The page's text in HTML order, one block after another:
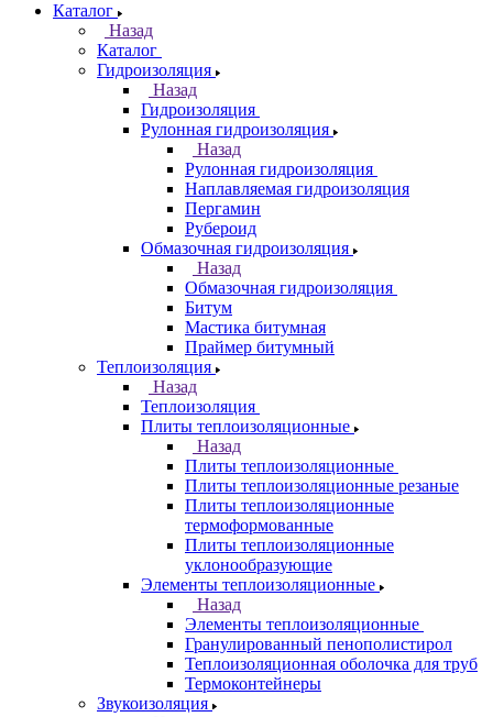
Каталог
Назад
Каталог
Гидроизоляция
Назад
Гидроизоляция
Рулонная гидроизоляция
Назад
Рулонная гидроизоляция
Наплавляемая гидроизоляция
Пергамин
Рубероид
Обмазочная гидроизоляция
Назад
Обмазочная гидроизоляция
Битум
Мастика битумная
Праймер битумный
Теплоизоляция
Назад
Теплоизоляция
Плиты теплоизоляционные
Назад
Плиты теплоизоляционные
Плиты теплоизоляционные резаные
Плиты теплоизоляционные
термоформованные
Плиты теплоизоляционные
уклонообразующие
Элементы теплоизоляционные
Назад
Элементы теплоизоляционные
Гранулированный пенополистирол
Теплоизоляционная оболочка для труб
Термоконтейнеры
Звукоизоляция